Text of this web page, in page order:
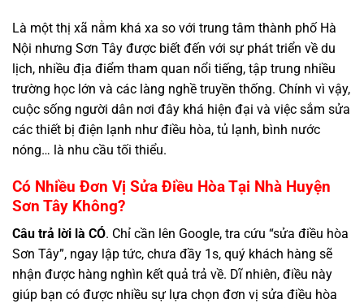
Là một thị xã nằm khá xa so với trung tâm thành phố Hà
Nội nhưng Sơn Tây được biết đến với sự phát triển về du
lịch, nhiều địa điểm tham quan nổi tiếng, tập trung nhiều
trường học lớn và các làng nghề truyền thống. Chính vì vậy,
cuộc sống người dân nơi đây khá hiện đại và việc sắm sửa
các thiết bị điện lạnh như điều hòa, tủ lạnh, bình nước
nóng… là nhu cầu tối thiểu.
Có Nhiều Đơn Vị Sửa Điều Hòa Tại Nhà Huyện
Sơn Tây Không?
Câu trả lời là CÓ. Chỉ cần lên Google, tra cứu “sửa điều hòa
Sơn Tây”, ngay lập tức, chưa đầy 1s, quý khách hàng sẽ
nhận được hàng nghìn kết quả trả về. Dĩ nhiên, điều này
giúp bạn có được nhiều sự lựa chọn đơn vị sửa điều hòa